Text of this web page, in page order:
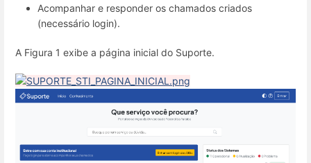
Acompanhar e responder os chamados criados
(necessário login).
A Figura 1 exibe a página inicial do Suporte.